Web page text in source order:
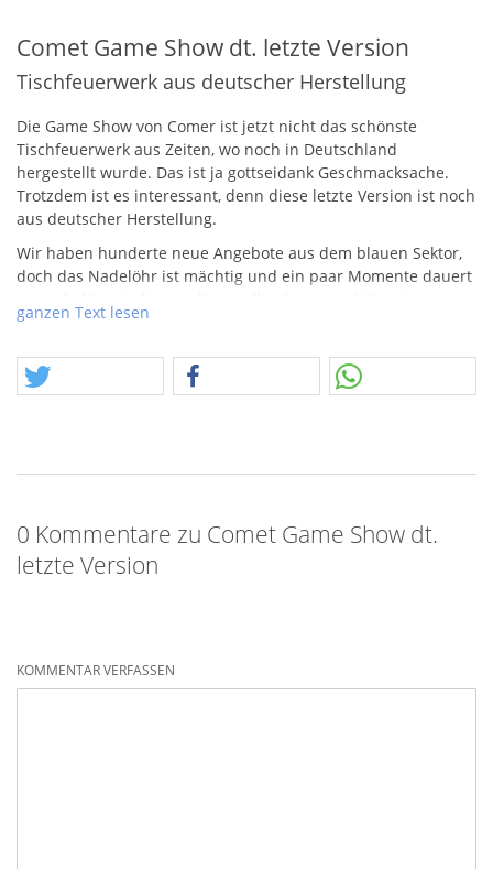
Comet Game Show dt. letzte Version
Tischfeuerwerk aus deutscher Herstellung
Die Game Show von Comer ist jetzt nicht das schönste
Tischfeuerwerk aus Zeiten, wo noch in Deutschland
hergestellt wurde. Das ist ja gottseidank Geschmacksache.
Trotzdem ist es interessant, denn diese letzte Version ist noch
aus deutscher Herstellung.
Wir haben hunderte neue Angebote aus dem blauen Sektor,
doch das Nadelöhr ist mächtig und ein paar Momente dauert
also mit etwas weniger zu frieden geben. Doch für manche
Achtung, dieses Angebot fällt in die Rubrik
"Feuerwerkskörper".
ganzen Text lesen
0 Kommentare zu Comet Game Show dt.
letzte Version
KOMMENTAR VERFASSEN